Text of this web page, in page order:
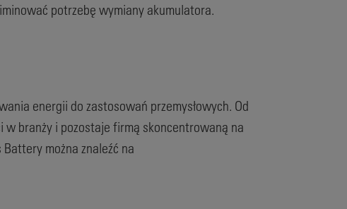
potrzebę wymiany akumulatora.
energii do zastosowań przemysłowych. Od
branży i pozostaje firmą skoncentrowaną na
można znaleźć na